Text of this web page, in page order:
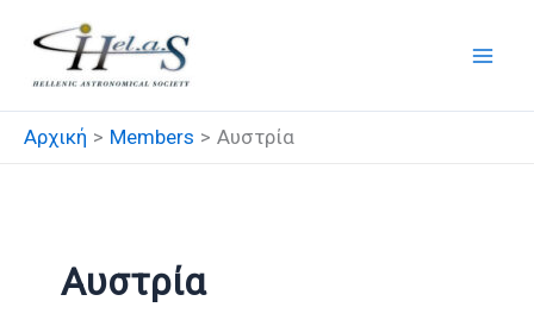
στο
περιεχόμενο
Αρχική Members Αυστρία
Αυστρία